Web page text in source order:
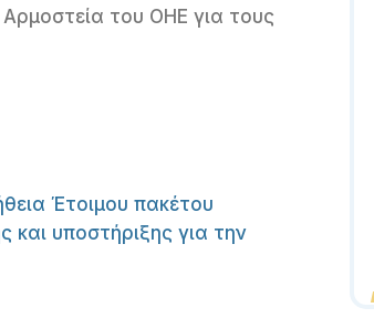
του ΟΗΕ για τους
Έτοιμου πακέτου
και υποστήριξης για την